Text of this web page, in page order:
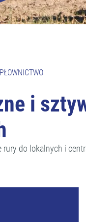
i
do lokalnych i